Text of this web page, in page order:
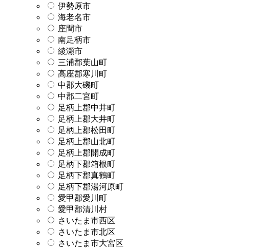
伊勢原市
海老名市
座間市
南足柄市
綾瀬市
三浦郡葉山町
高座郡寒川町
中郡大磯町
中郡二宮町
足柄上郡中井町
足柄上郡大井町
足柄上郡松田町
足柄上郡山北町
足柄上郡開成町
足柄下郡箱根町
足柄下郡真鶴町
足柄下郡湯河原町
愛甲郡愛川町
愛甲郡清川村
さいたま市西区
さいたま市北区
さいたま市大宮区